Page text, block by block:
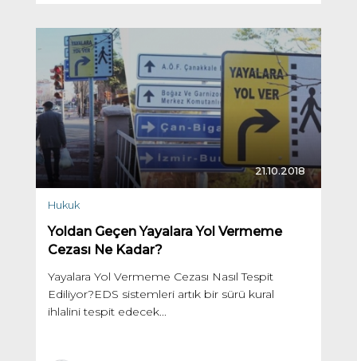
21.10.2018
Hukuk
Yoldan Geçen Yayalara Yol Vermeme
Cezası Ne Kadar?
Yayalara Yol Vermeme Cezası Nasıl Tespit
Ediliyor?EDS sistemleri artık bir sürü kural
ihlalini tespit edecek...